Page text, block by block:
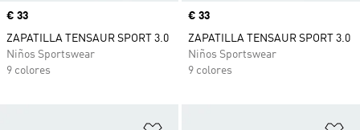
Precio
€ 33
ZAPATILLA TENSAUR SPORT 3.0
Niños Sportswear
9 colores
Precio
€ 33
ZAPATILLA TENSAUR SPORT 3.0
Niños Sportswear
9 colores